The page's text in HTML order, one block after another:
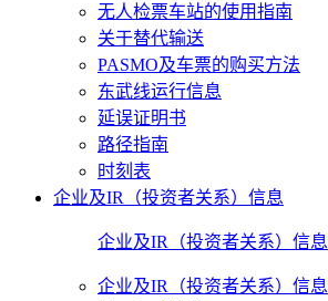
无人检票车站的使用指南
关于替代输送
PASMO及车票的购买方法
东武线运行信息
延误证明书
路径指南
时刻表
企业及IR（投资者关系）信息
企业及IR（投资者关系）信息
企业及IR（投资者关系）信息